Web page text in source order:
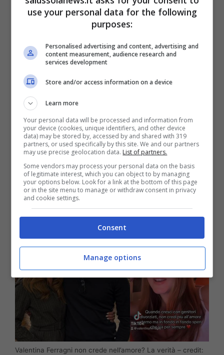
La famiglia Ferragni appare salda e unita, in
parte è sicuramente così. Tuttavia, Valentina
Ferragni ha posto, nelle ultime ore,
l’attenzione su un dettaglio per lei molto
importante:
i suoi genitori sono divorziati
junior è entrata nel merito dell’argomento,
ammettendo che la separazione di Marina Di
Guardo e Marco Ferragni ha toccato
profondamente la sua sensibilità e
soprattutto ha influenzato la sua percezione
dell’amore.
Valentina Ferragni non crede nell’amore? La verità – credit:
use your personal data for the following
purposes:
Personalised advertising and content, advertising and
content measurement, audience research and
services development
Store and/or access information on a device
Learn more
Your personal data will be processed and information from
your device (cookies, unique identifiers, and other device
data) may be stored by, accessed by and shared with 319
partners, or used specifically by this site. We and our partners
may use precise geolocation data. List of partners.
Some vendors may process your personal data on the basis
of legitimate interest, which you can object to by managing
your options below. Look for a link at the bottom of this page
or in the site menu to manage or withdraw consent in privacy
and cookie settings.
Consent
Manage options